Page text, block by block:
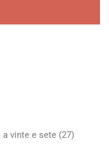
vinte e sete (27)